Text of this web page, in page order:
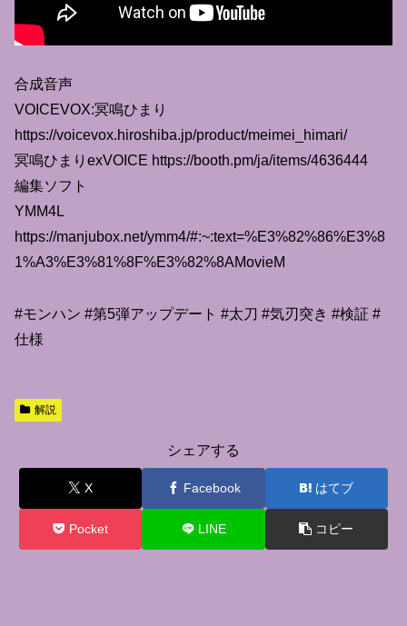
合成音声
VOICEVOX:冥鳴ひまり
https://voicevox.hiroshiba.jp/product/meimei_himari/
冥鳴ひまりexVOICE https://booth.pm/ja/items/4636444
編集ソフト
YMM4L
https://manjubox.net/ymm4/#:~:text=%E3%82%86%E3%8
1%A3%E3%81%8F%E3%82%8AMovieM
#モンハン #第5弾アップデート #太刀 #気刃突き #検証 #
仕様
解説
シェアする
X Facebook はてブ
Pocket LINE コピー